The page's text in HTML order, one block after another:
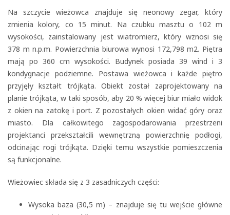
Na szczycie wieżowca znajduje się neonowy zegar, który
zmienia kolory, co 15 minut. Na czubku masztu o 102 m
wysokości, zainstalowany jest wiatromierz, który wznosi się
378 m n.p.m. Powierzchnia biurowa wynosi 172,798 m2. Piętra
mają po 360 cm wysokości. Budynek posiada 39 wind i 3
kondygnacje podziemne. Postawa wieżowca i każde piętro
przyjęły kształt trójkąta. Obiekt został zaprojektowany na
planie trójkąta, w taki sposób, aby 20 % więcej biur miało widok
z okien na zatokę i port. Z pozostałych okien widać góry oraz
miasto. Dla całkowitego zagospodarowania przestrzeni
projektanci przekształcili wewnętrzną powierzchnię podłogi,
odcinając rogi trójkąta. Dzięki temu wszystkie pomieszczenia
są funkcjonalne.
Wieżowiec składa się z 3 zasadniczych części:
Wysoka baza (30,5 m) – znajduje się tu wejście główne